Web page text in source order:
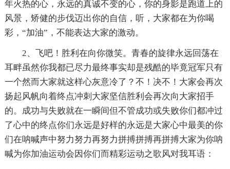
年火热的心，永远的真诚不变的心，你的身影是跑道上的
风景，矫健的步伐迈出你的自信，听，大家都在为你喝
彩，“加油”，不能表达大家的激动。
2、飞吧！胜利在向你微笑。青春的旋律永远回荡在
耳畔虽然你我都已尽力最终事实却是残酷的毕竟冠军只有
一个然而大家就这样心灰意冷了？不！决不！大家会再次
扬起风帆向着终点冲刺大家坚信胜利会再次向大家招手
的。成功与失败就在一瞬间但不管成功或失败你们都冲过
了心中的终点你们永远是好样的永远是大家心中最美的你
们在呐喊声中努力努力再努力拼搏拼搏再拼搏大家为你呐
喊为你加油运动会因你们而精彩运动之歌风对我耳语：